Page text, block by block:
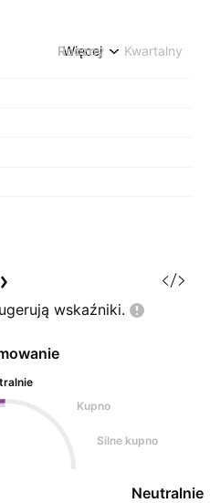
Roczny Kwartalny
Więcej
wskaźniki.
Kupno
Silne kupno
Neutralnie